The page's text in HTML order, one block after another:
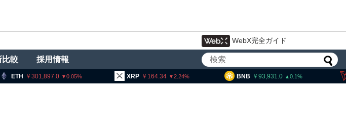
WebX完全ガイド
比較 採用情報
301,897.0 0.05 164.34 2.24 93,931.0 0.1